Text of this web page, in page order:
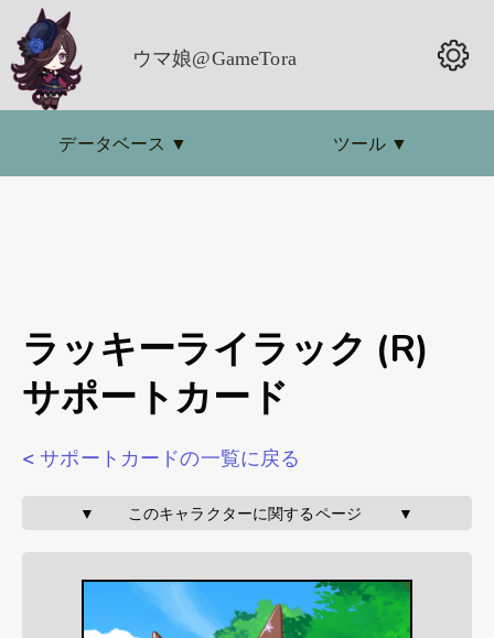
ウマ娘@GameTora
データベース ▼ ツール ▼
ラッキーライラック (R)
サポートカード
< サポートカードの一覧に戻る
▼       このキャラクターに関するページ        ▼